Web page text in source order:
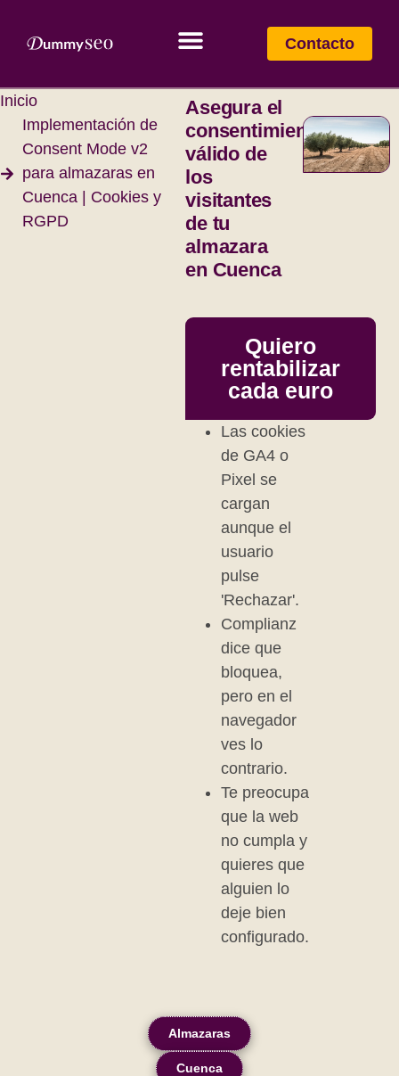
Contacto
Inicio
Implementación de
Consent Mode v2
para almazaras en
Cuenca | Cookies y
RGPD
Asegura el
consentimiento
válido de
los
visitantes
de tu
almazara
en Cuenca
Quiero
rentabilizar
cada euro
Las cookies
de GA4 o
Pixel se
cargan
aunque el
usuario
pulse
'Rechazar'.
Complianz
dice que
bloquea,
pero en el
navegador
ves lo
contrario.
Te preocupa
que la web
no cumpla y
quieres que
alguien lo
deje bien
configurado.
Almazaras
Cuenca